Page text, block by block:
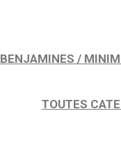
BENJAMINES /
TOUTES